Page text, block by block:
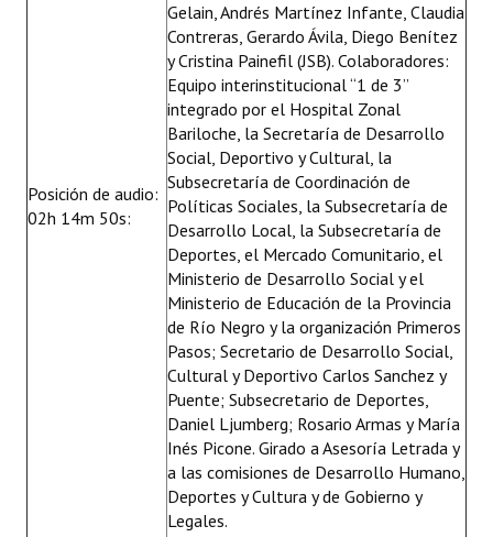
Posición de audio:
02h 14m 50s:
Gelain, Andrés Martínez Infante, Claudia
Contreras, Gerardo Ávila, Diego Benítez
y Cristina Painefil (JSB). Colaboradores:
Equipo interinstitucional “1 de 3”
integrado por el Hospital Zonal
Bariloche, la Secretaría de Desarrollo
Social, Deportivo y Cultural, la
Subsecretaría de Coordinación de
Políticas Sociales, la Subsecretaría de
Desarrollo Local, la Subsecretaría de
Deportes, el Mercado Comunitario, el
Ministerio de Desarrollo Social y el
Ministerio de Educación de la Provincia
de Río Negro y la organización Primeros
Pasos; Secretario de Desarrollo Social,
Cultural y Deportivo Carlos Sanchez y
Puente; Subsecretario de Deportes,
Daniel Ljumberg; Rosario Armas y María
Inés Picone. Girado a Asesoría Letrada y
a las comisiones de Desarrollo Humano,
Deportes y Cultura y de Gobierno y
Legales.